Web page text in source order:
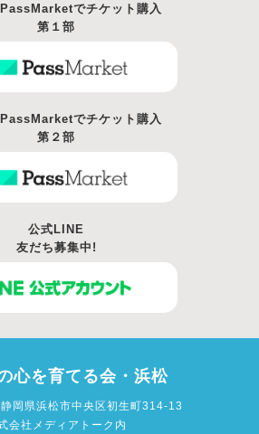
でチケット購入
第１部
でチケット購入
第２部
公式LINE
友だち募集中!
心を育てる会・浜松
静岡県浜松市中央区初生町314-13
会社メディアトーク内